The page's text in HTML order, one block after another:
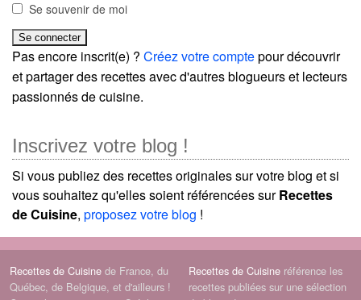
Se souvenir de moi
Pas encore inscrit(e) ? Créez votre comptepour découvrir
et partager des recettes avec d'autres blogueurs et lecteurs
passionnés de cuisine.
Inscrivez votre blog !
Si vous publiez des recettes originales sur votre blog et si
vous souhaitez qu'elles soient référencées surRecettes
de Cuisine, proposez votre blog !
Recettes de Cuisine de France, du
Québec, de Belgique, et d'ailleurs !
Recettes de Cuisine référence les
recettes publiées sur une sélection